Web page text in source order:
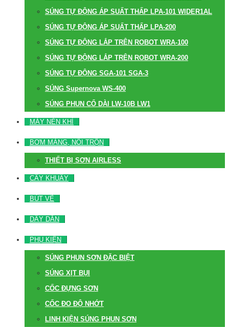
SÚNG TỰ ĐỘNG ÁP SUẤT THẤP LPA-101 WIDER1AL
SÚNG TỰ ĐỘNG ÁP SUẤT THẤP LPA-200
SÚNG TỰ ĐỘNG LẮP TRÊN ROBOT WRA-100
SÚNG TỰ ĐỘNG LẮP TRÊN ROBOT WRA-200
SÚNG TỰ ĐỘNG SGA-101 SGA-3
SÚNG Supernova WS-400
SÚNG PHUN CỔ DÀI LW-10B LW1
MÁY NÉN KHÍ
BƠM MÀNG, NỒI TRỘN
THIẾT BỊ SƠN AIRLESS
CÂY KHUẤY
BÚT VẼ
DÂY DẪN
PHỤ KIỆN
SÚNG PHUN SƠN ĐẶC BIỆT
SÚNG XỊT BỤI
CỐC ĐỰNG SƠN
CỐC ĐO ĐỘ NHỚT
LINH KIỆN SÚNG PHUN SƠN